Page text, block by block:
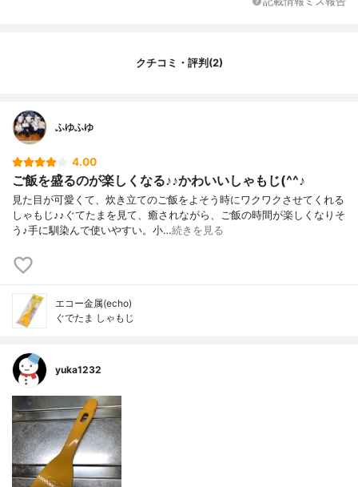
クチコミ・評判(2)
ふゆふゆ
4.00
ご飯を盛るのが楽しくなる♪♪かわいいしゃもじ(^^♪
見た目が可愛くて、炊き立てのご飯をよそう時にワクワクさせてくれる
しゃもじ♪♪ぐてたまを見て、癒されながら、ご飯の時間が楽しくなりそ
う♪手に馴染んで使いやすい。小…続きを見る
エコー金属(echo)
ぐでたま しゃもじ
yuka1232